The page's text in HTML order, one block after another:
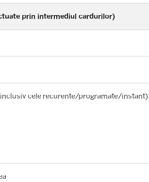
prin intermediul cardurilor)
cele recurente/programate/instant):